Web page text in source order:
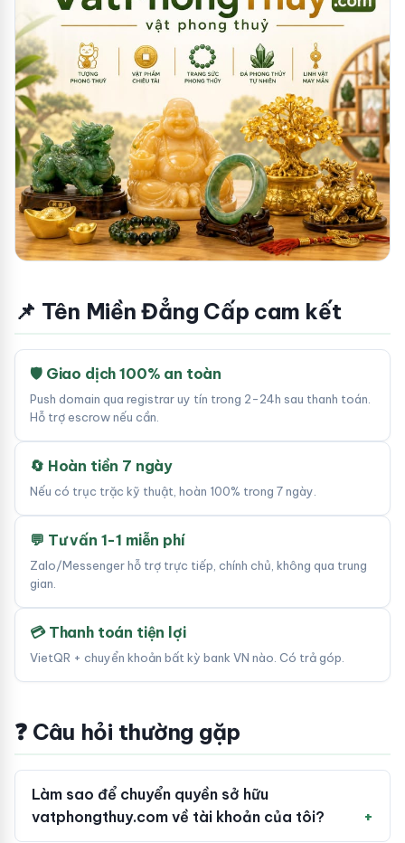
📌 Tên Miền Đẳng Cấp cam kết
🛡 Giao dịch 100% an toàn
Push domain qua registrar uy tín trong 2-24h sau thanh toán.
Hỗ trợ escrow nếu cần.
🔄 Hoàn tiền 7 ngày
Nếu có trục trặc kỹ thuật, hoàn 100% trong 7 ngày.
💬 Tư vấn 1-1 miễn phí
Zalo/Messenger hỗ trợ trực tiếp, chính chủ, không qua trung
gian.
💳 Thanh toán tiện lợi
VietQR + chuyển khoản bất kỳ bank VN nào. Có trả góp.
❓ Câu hỏi thường gặp
Làm sao để chuyển quyền sở hữu
vatphongthuy.com về tài khoản của tôi?